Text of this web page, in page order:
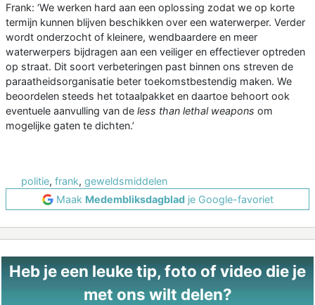
Frank: ‘We werken hard aan een oplossing zodat we op korte
termijn kunnen blijven beschikken over een waterwerper. Verder
wordt onderzocht of kleinere, wendbaardere en meer
waterwerpers bijdragen aan een veiliger en effectiever optreden
op straat. Dit soort verbeteringen past binnen ons streven de
paraatheidsorganisatie beter toekomstbestendig maken. We
beoordelen steeds het totaalpakket en daartoe behoort ook
eventuele aanvulling van de less than lethal weapons om
mogelijke gaten te dichten.’
politie, frank, geweldsmiddelen
Maak Medembliksdagbladje Google-favoriet
Heb je een leuke tip, foto of video die je
met ons wilt delen?